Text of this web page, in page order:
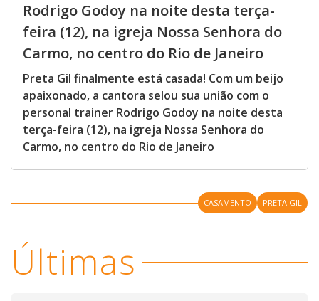
Rodrigo Godoy na noite desta terça-
feira (12), na igreja Nossa Senhora do
Carmo, no centro do Rio de Janeiro
Preta Gil finalmente está casada! Com um beijo
apaixonado, a cantora selou sua união com o
personal trainer Rodrigo Godoy na noite desta
terça-feira (12), na igreja Nossa Senhora do
Carmo, no centro do Rio de Janeiro
CASAMENTO PRETA GIL
Últimas